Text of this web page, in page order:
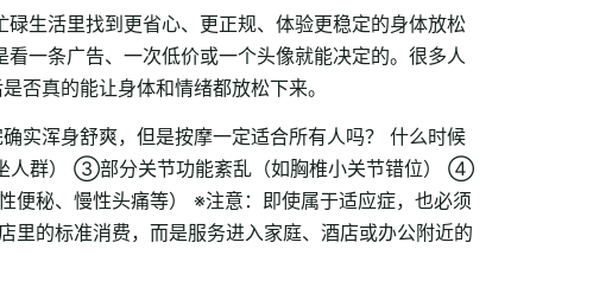
生活里找到更省心、更正规、体验更稳定的身体放松
一条广告、一次低价或一个头像就能决定的。很多人
否真的能让身体和情绪都放松下来。
实浑身舒爽，但是按摩一定适合所有人吗？ 什么时候
人群） ③部分关节功能紊乱（如胸椎小关节错位） ④
秘、慢性头痛等） ※注意：即使属于适应症，也必须
里的标准消费，而是服务进入家庭、酒店或办公附近的